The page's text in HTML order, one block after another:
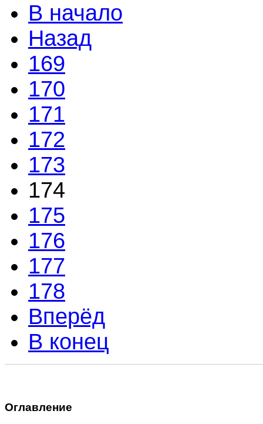
В начало
Назад
169
170
171
172
173
174
175
176
177
178
Вперёд
В конец
Оглавление